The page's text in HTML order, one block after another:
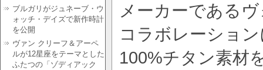
メーカーである
コラボレーショ
100%チタン素材
ブルガリがジュネーブ・ウ
ォッチ・デイズで新作時計
を公開
ヴァン クリーフ＆アーペ
ルが12星座をテーマとした
ふたつの「ゾディアック